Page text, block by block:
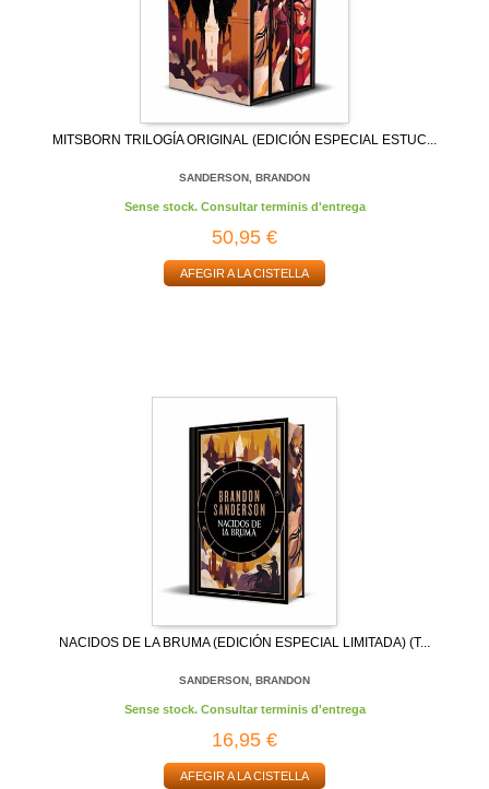
MITSBORN TRILOGÍA ORIGINAL (EDICIÓN ESPECIAL ESTUC...
SANDERSON, BRANDON
Sense stock. Consultar terminis d'entrega
50,95 €
AFEGIR A LA CISTELLA
NACIDOS DE LA BRUMA (EDICIÓN ESPECIAL LIMITADA) (T...
SANDERSON, BRANDON
Sense stock. Consultar terminis d'entrega
16,95 €
AFEGIR A LA CISTELLA